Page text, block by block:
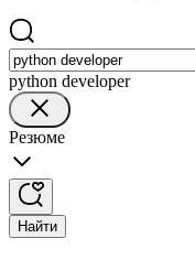
python developer
Резюме
Найти